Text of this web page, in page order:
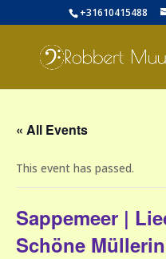
+31610415488
« All Events
This event has passed.
Sappemeer |
Schöne